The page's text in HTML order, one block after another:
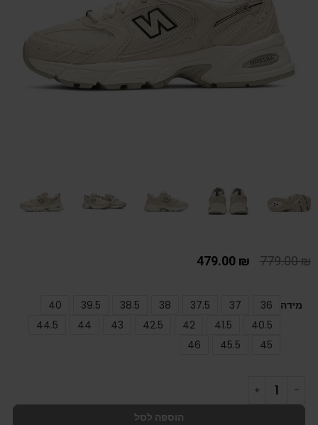
779.00₪
479.00 ₪
מידה 36
37
37.5
38
38.5
39.5
40
40.5
41.5
42
42.5
43
44
44.5
45
45.5
46
הוספה לסל